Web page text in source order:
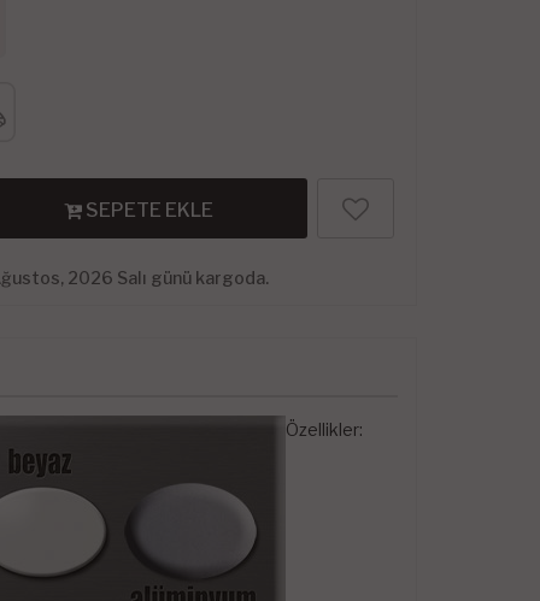
SEPETE EKLE
2026 Salı günü kargoda.
Özellikler: